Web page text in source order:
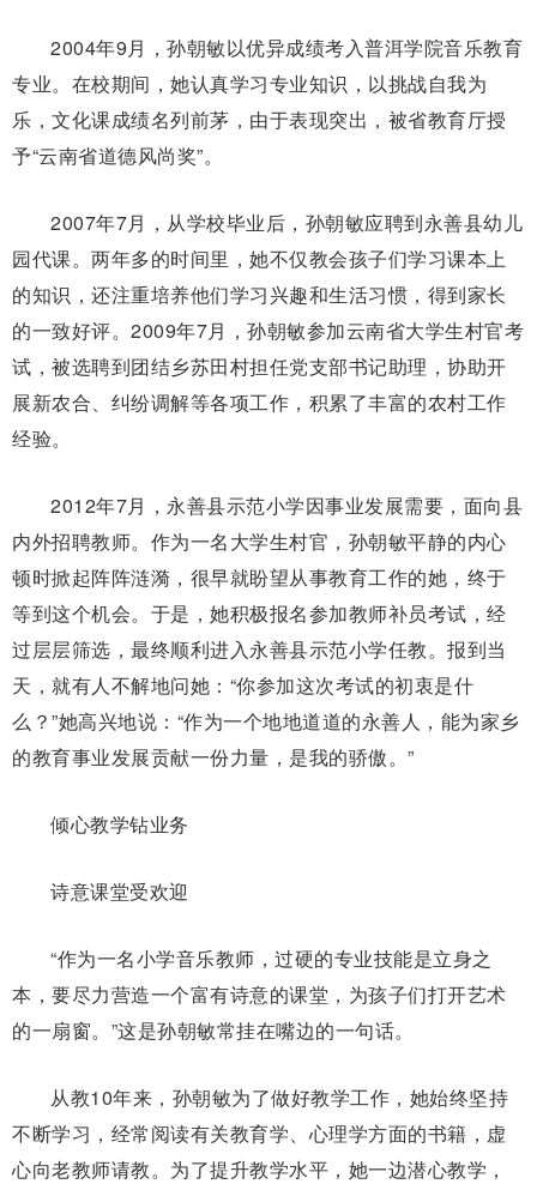
2004年9月，孙朝敏以优异成绩考入普洱学院音乐教育
专业。在校期间，她认真学习专业知识，以挑战自我为
乐，文化课成绩名列前茅，由于表现突出，被省教育厅授
予“云南省道德风尚奖”。
2007年7月，从学校毕业后，孙朝敏应聘到永善县幼儿
园代课。两年多的时间里，她不仅教会孩子们学习课本上
的知识，还注重培养他们学习兴趣和生活习惯，得到家长
的一致好评。2009年7月，孙朝敏参加云南省大学生村官考
试，被选聘到团结乡苏田村担任党支部书记助理，协助开
展新农合、纠纷调解等各项工作，积累了丰富的农村工作
经验。
2012年7月，永善县示范小学因事业发展需要，面向县
内外招聘教师。作为一名大学生村官，孙朝敏平静的内心
顿时掀起阵阵涟漪，很早就盼望从事教育工作的她，终于
等到这个机会。于是，她积极报名参加教师补员考试，经
过层层筛选，最终顺利进入永善县示范小学任教。报到当
天，就有人不解地问她：“你参加这次考试的初衷是什
么？”她高兴地说：“作为一个地地道道的永善人，能为家乡
的教育事业发展贡献一份力量，是我的骄傲。”
倾心教学钻业务
诗意课堂受欢迎
“作为一名小学音乐教师，过硬的专业技能是立身之
本，要尽力营造一个富有诗意的课堂，为孩子们打开艺术
的一扇窗。”这是孙朝敏常挂在嘴边的一句话。
从教10年来，孙朝敏为了做好教学工作，她始终坚持
不断学习，经常阅读有关教育学、心理学方面的书籍，虚
心向老教师请教。为了提升教学水平，她一边潜心教学，